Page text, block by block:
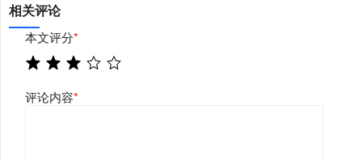
相关评论
本文评分*
评论内容*